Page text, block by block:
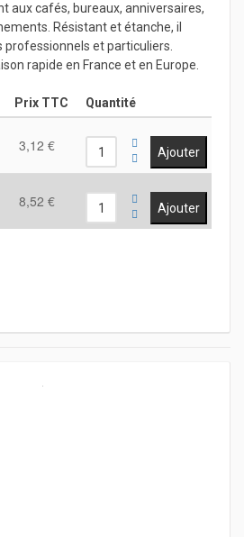
aux cafés, bureaux, anniversaires,
Résistant et étanche, il
professionnels et particuliers.
rapide en France et en Europe.
Prix TTC Quantité
3,12 €
8,52 €